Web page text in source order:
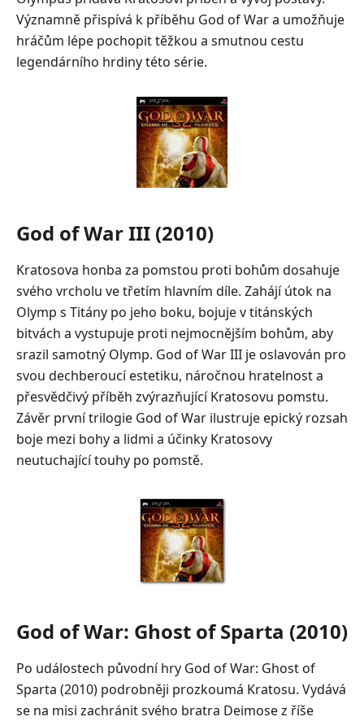
Významně přispívá k příběhu God of War a umožňuje
hráčům lépe pochopit těžkou a smutnou cestu
legendárního hrdiny této série.
God of War III (2010)
Kratosova honba za pomstou proti bohům dosahuje
svého vrcholu ve třetím hlavním díle. Zahájí útok na
Olymp s Titány po jeho boku, bojuje v titánských
bitvách a vystupuje proti nejmocnějším bohům, aby
srazil samotný Olymp. God of War III je oslavován pro
svou dechberoucí estetiku, náročnou hratelnost a
přesvědčivý příběh zvýrazňující Kratosovu pomstu.
Závěr první trilogie God of War ilustruje epický rozsah
boje mezi bohy a lidmi a účinky Kratosovy
neutuchající touhy po pomstě.
God of War: Ghost of Sparta (2010)
Po událostech původní hry God of War: Ghost of
Sparta (2010) podrobněji prozkoumá Kratosu. Vydává
se na misi zachránit svého bratra Deimose z říše